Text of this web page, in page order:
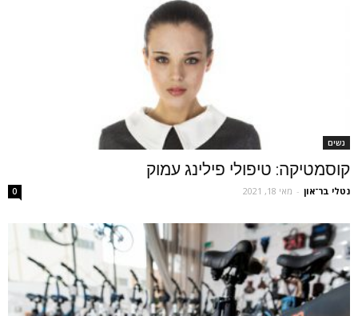
נשים
קוסמטיקה: טיפולי פילינג עמוק
נטלי בר־און - מאי 18, 2021 0